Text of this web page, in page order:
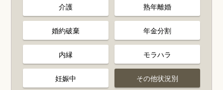
介護 熟年離婚
婚約破棄 年金分割
内縁 モラハラ
妊娠中 その他状況別